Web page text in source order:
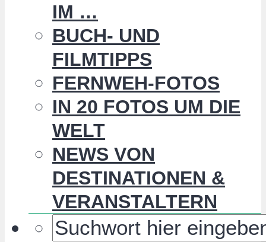
IM …
BUCH- UND
FILMTIPPS
FERNWEH-FOTOS
IN 20 FOTOS UM DIE
WELT
NEWS VON
DESTINATIONEN &
VERANSTALTERN